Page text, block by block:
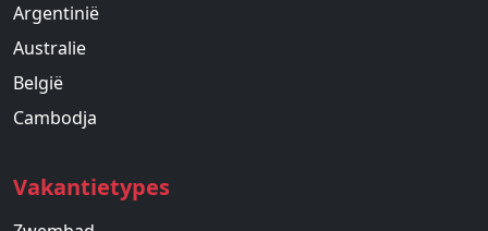
Argentinië
Australie
België
Cambodja
Vakantietypes